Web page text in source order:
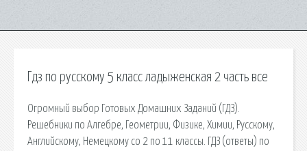
Гдз по русскому 5 класс ладыженская 2 часть все
Огромный выбор Готовых Домашних Заданий (ГДЗ).
Решебники по Алгебре, Геометрии, Физике, Химии, Русскому,
Английскому, Немецкому со 2 по 11 классы. ГДЗ (ответы) по